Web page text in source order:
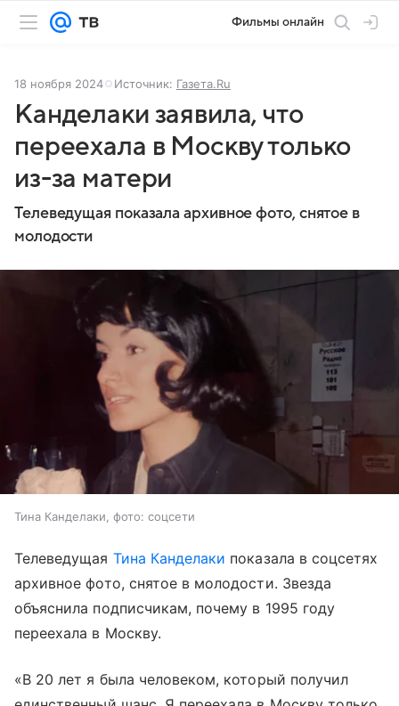
Фильмы онлайн
18 ноября 2024 Источник: Газета.Ru
Канделаки заявила, что
переехала в Москву только
из-за матери
Телеведущая показала архивное фото, снятое в
молодости
Тина Канделаки, фото: соцсети
Телеведущая Тина Канделаки показала в соцсетях
архивное фото, снятое в молодости. Звезда
объяснила подписчикам, почему в 1995 году
переехала в Москву.
«В 20 лет я была человеком, который получил